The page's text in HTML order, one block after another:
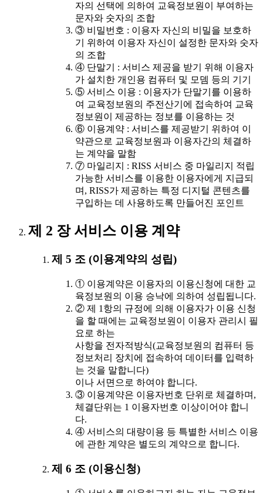
자의 선택에 의하여 교육정보원이 부여하는
문자와 숫자의 조합
③ 비밀번호 : 이용자 자신의 비밀을 보호하
기 위하여 이용자 자신이 설정한 문자와 숫자
의 조합
④ 단말기 : 서비스 제공을 받기 위해 이용자
가 설치한 개인용 컴퓨터 및 모뎀 등의 기기
⑤ 서비스 이용 : 이용자가 단말기를 이용하
여 교육정보원의 주전산기에 접속하여 교육
정보원이 제공하는 정보를 이용하는 것
⑥ 이용계약 : 서비스를 제공받기 위하여 이
약관으로 교육정보원과 이용자간의 체결하
는 계약을 말함
⑦ 마일리지 : RISS 서비스 중 마일리지 적립
가능한 서비스를 이용한 이용자에게 지급되
며, RISS가 제공하는 특정 디지털 콘텐츠를
구입하는 데 사용하도록 만들어진 포인트
제 2 장 서비스 이용 계약
제 5 조 (이용계약의 성립)
① 이용계약은 이용자의 이용신청에 대한 교
육정보원의 이용 승낙에 의하여 성립됩니다.
② 제 1항의 규정에 의해 이용자가 이용 신청
을 할 때에는 교육정보원이 이용자 관리시 필
요로 하는
사항을 전자적방식(교육정보원의 컴퓨터 등
정보처리 장치에 접속하여 데이터를 입력하
는 것을 말합니다)
이나 서면으로 하여야 합니다.
③ 이용계약은 이용자번호 단위로 체결하며,
체결단위는 1 이용자번호 이상이어야 합니
다.
④ 서비스의 대량이용 등 특별한 서비스 이용
에 관한 계약은 별도의 계약으로 합니다.
제 6 조 (이용신청)